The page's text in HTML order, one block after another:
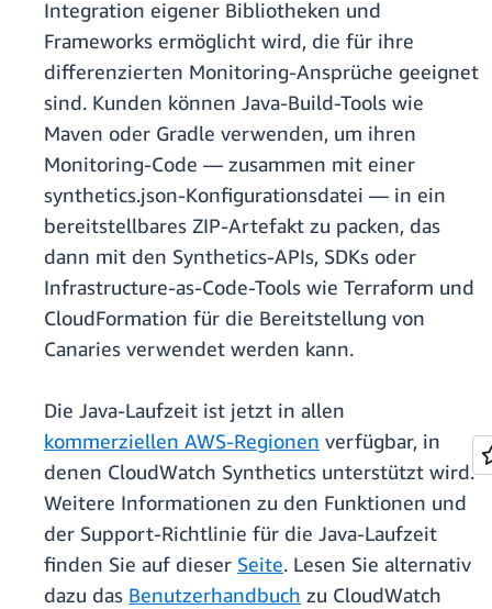
Integration eigener Bibliotheken und
Frameworks ermöglicht wird, die für ihre
differenzierten Monitoring-Ansprüche geeignet
sind. Kunden können Java-Build-Tools wie
Maven oder Gradle verwenden, um ihren
Monitoring-Code — zusammen mit einer
synthetics.json-Konfigurationsdatei — in ein
bereitstellbares ZIP-Artefakt zu packen, das
dann mit den Synthetics-APIs, SDKs oder
Infrastructure-as-Code-Tools wie Terraform und
CloudFormation für die Bereitstellung von
Canaries verwendet werden kann.
Die Java-Laufzeit ist jetzt in allen
kommerziellen AWS-Regionen verfügbar, in
denen CloudWatch Synthetics unterstützt wird.
Weitere Informationen zu den Funktionen und
der Support-Richtlinie für die Java-Laufzeit
finden Sie auf dieser Seite. Lesen Sie alternativ
dazu das Benutzerhandbuch zu CloudWatch